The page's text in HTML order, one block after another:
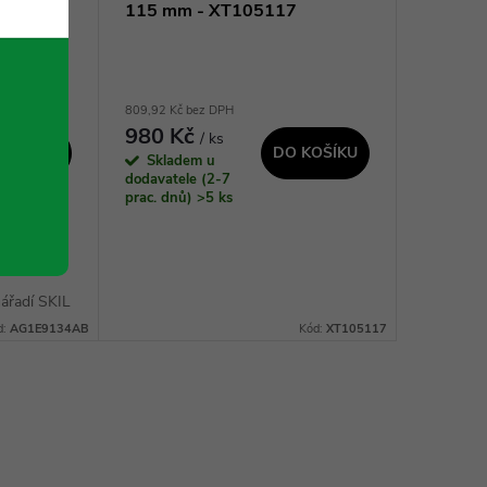
SKIL
je
AG1E9134AB
115 mm - XT105117
809,92 Kč bez DPH
980 Kč / ks
Skladem u
dodavatele (2-7
prac. dnů) >5 ks
DO KOŠÍKU
Kód: XT105117